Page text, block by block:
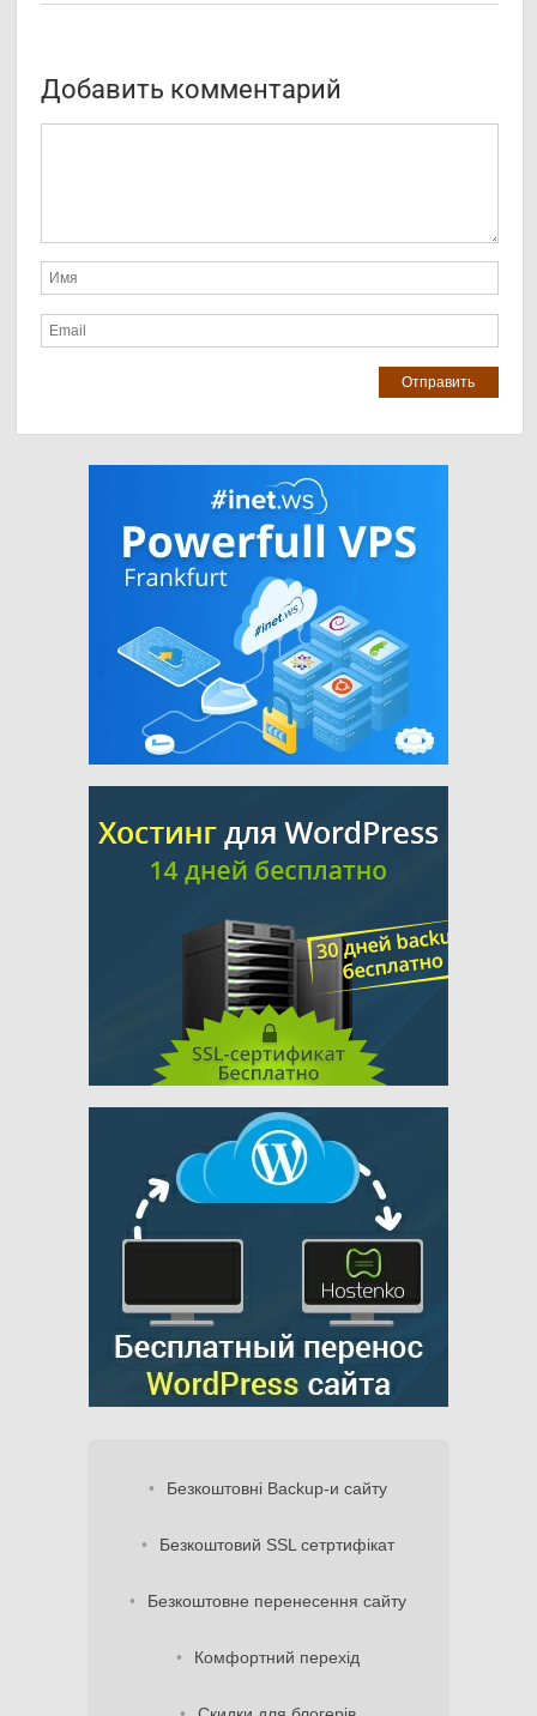
Добавить комментарий
Безкоштовні Backup-и сайту
Безкоштовий SSL сетртифікат
Безкоштовне перенесення сайту
Комфортний перехід